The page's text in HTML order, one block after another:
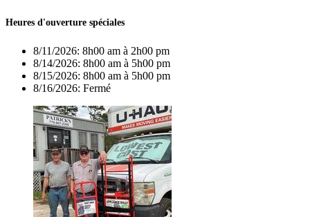
Heures d'ouverture spéciales
8/11/2026: 8h00 am à 2h00 pm
8/14/2026: 8h00 am à 5h00 pm
8/15/2026: 8h00 am à 5h00 pm
8/16/2026: Fermé